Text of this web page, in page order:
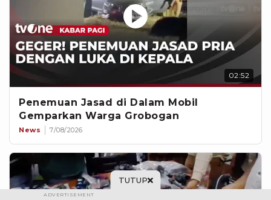
02:52
Penemuan Jasad di Dalam Mobil
Gemparkan Warga Grobogan
News 7/08/2026
TUTUP
ADVERTISEMENT